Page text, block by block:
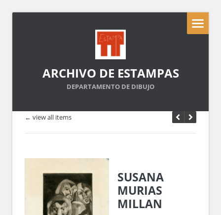
ARCHIVO DE ESTAMPAS
DEPARTAMENTO DE DIBUJO
← view all items
SUSANA
MURIAS
MILLAN